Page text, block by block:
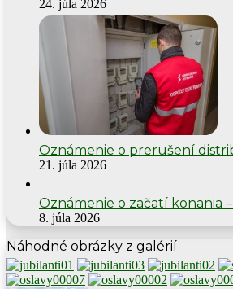
24. júla 2026
Oznámenie o prerušení
21. júla 2026
Oznámenie o začatí konania
8. júla 2026
Náhodné obrázky z galérií